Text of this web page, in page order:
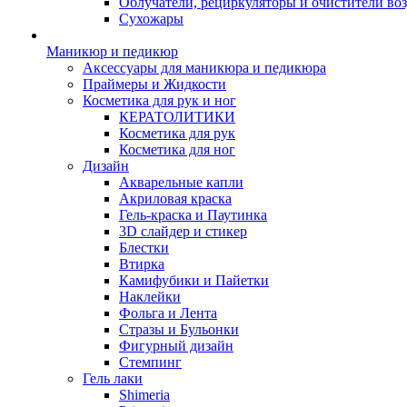
Сухожары
Маникюр и педикюр
Аксессуары для маникюра и педикюра
Праймеры и Жидкости
Косметика для рук и ног
КЕРАТОЛИТИКИ
Косметика для рук
Косметика для ног
Дизайн
Акварельные капли
Акриловая краска
Гель-краска и Паутинка
3D слайдер и стикер
Блестки
Втирка
Камифубики и Пайетки
Наклейки
Фольга и Лента
Стразы и Бульонки
Фигурный дизайн
Стемпинг
Гель лаки
Shimeria